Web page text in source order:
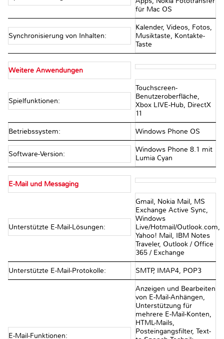
für Mac OS
Synchronisierung von Inhalten:
Kalender, Videos, Fotos,
Musiktaste, Kontakte-
Taste
Weitere Anwendungen
Spielfunktionen:
Touchscreen-
Benutzeroberfläche,
Xbox LIVE-Hub, DirectX
11
Betriebssystem: Windows Phone OS
Software-Version:
Windows Phone 8.1 mit
Lumia Cyan
E-Mail und Messaging
Unterstützte E-Mail-Lösungen:
Gmail, Nokia Mail, MS
Exchange Active Sync,
Windows
Live/Hotmail/Outlook.com,
Yahoo! Mail, IBM Notes
Traveler, Outlook / Office
365 / Exchange
Unterstützte E-Mail-Protokolle: SMTP, IMAP4, POP3
E-Mail-Funktionen:
Anzeigen und Bearbeiten
von E-Mail-Anhängen,
Unterstützung für
mehrere E-Mail-Konten,
HTML-Mails,
Posteingangsfilter, Text-